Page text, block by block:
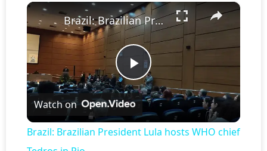
Fullscreen ×
Play Video
Brazil: Brazilian President Lula hosts WHO chief Tedros in Rio.
Watch on
Brazil: Brazilian President Lula hosts WHO chief